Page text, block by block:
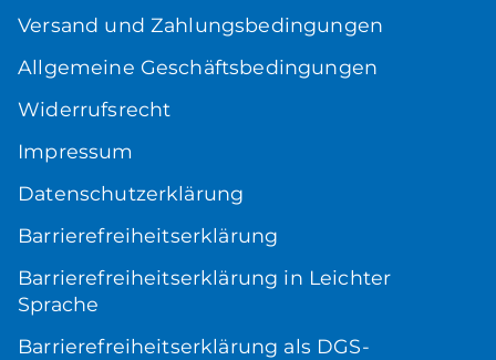
Versand und Zahlungsbedingungen
Allgemeine Geschäftsbedingungen
Widerrufsrecht
Impressum
Datenschutzerklärung
Barrierefreiheitserklärung
Barrierefreiheitserklärung in Leichter
Sprache
Barrierefreiheitserklärung als DGS-